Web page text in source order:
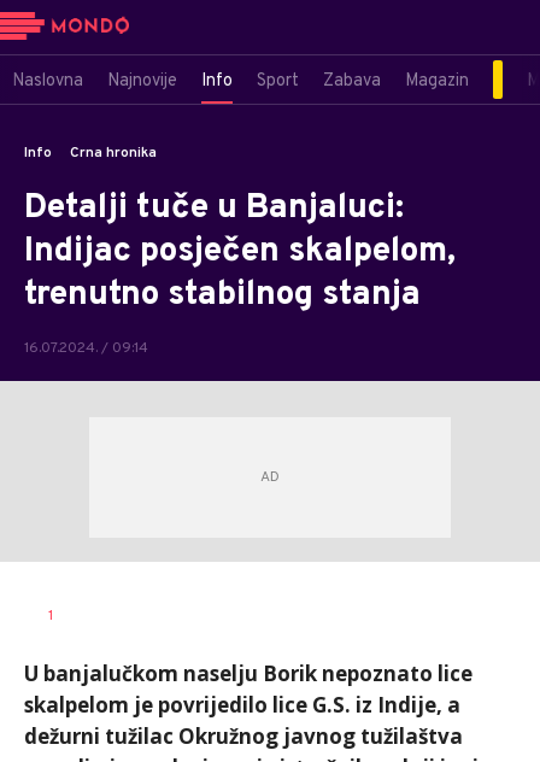
Naslovna Najnovije Info Sport Zabava Magazin
Info Crna hronika
Detalji tuče u Banjaluci:
Indijac posječen skalpelom,
trenutno stabilnog stanja
16.07.2024. / 09:14
AUTOR
1
U banjalučkom naselju Borik nepoznato lice
skalpelom je povrijedilo lice G.S. iz Indije, a
dežurni tužilac Okružnog javnog tužilaštva